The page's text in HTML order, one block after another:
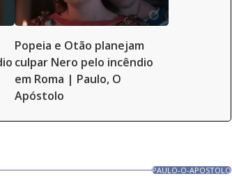
Popeia e Otão planejam
culpar Nero pelo incêndio
em Roma | Paulo, O
Apóstolo
PAULO-O-APOSTOLO